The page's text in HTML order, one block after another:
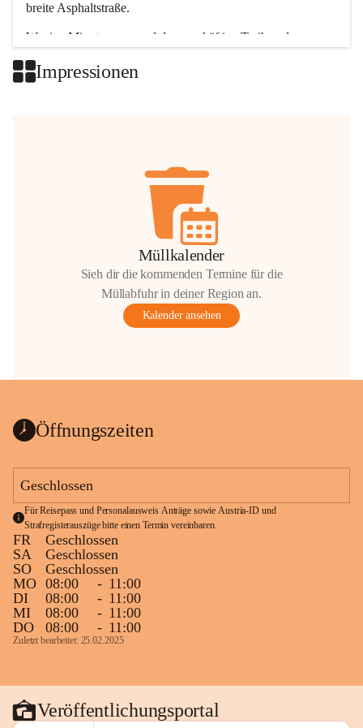
breite Asphaltstraße.
Wenige Minuten nur, und das geschäftige Treiben der
Impressionen
Müllkalender
Sieh dir die kommenden Termine für die
Müllabfuhr in deiner Region an.
Kalender ansehen
Öffnungszeiten
Geschlossen
Für Reisepass und Personalausweis Anträge sowie Austria-ID und
Strafregisterauszüge bitte einen Termin vereinbaren.
FR
Geschlossen
SA
Geschlossen
SO
Geschlossen
MO 08:00 - 11:00
DI
08:00 - 11:00
MI
08:00 - 11:00
DO
08:00 - 11:00
Zuletzt bearbeitet: 25.02.2025
Veröffentlichungsportal